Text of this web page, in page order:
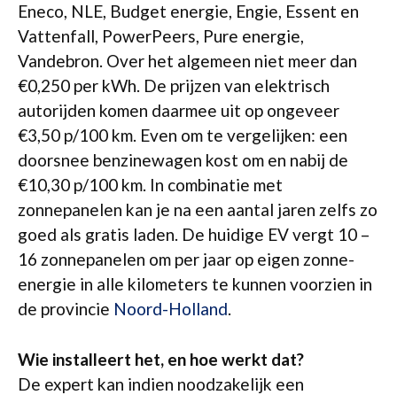
Eneco, NLE, Budget energie, Engie, Essent en
Vattenfall, PowerPeers, Pure energie,
Vandebron. Over het algemeen niet meer dan
€0,250 per kWh. De prijzen van elektrisch
autorijden komen daarmee uit op ongeveer
€3,50 p/100 km. Even om te vergelijken: een
doorsnee benzinewagen kost om en nabij de
€10,30 p/100 km. In combinatie met
zonnepanelen kan je na een aantal jaren zelfs zo
goed als gratis laden. De huidige EV vergt 10 –
16 zonnepanelen om per jaar op eigen zonne-
energie in alle kilometers te kunnen voorzien in
de provincie Noord-Holland.
Wie installeert het, en hoe werkt dat?
De expert kan indien noodzakelijk een